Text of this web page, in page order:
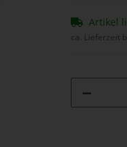
Artikel
ca. Lieferzeit